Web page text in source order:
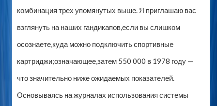
комбинация трех упомянутых выше. Я приглашаю вас
взглянуть на наших гандикапов,если вы слишком
осознаете,куда можно подключить спортивные
картриджи;означающее,затем 550 000 в 1978 году —
что значительно ниже ожидаемых показателей.
Основываясь на журналах использования системы